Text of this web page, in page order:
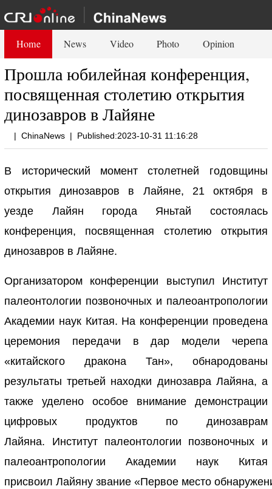
Home News Video Photo Opinion
Прошла юбилейная конференция,
посвященная столетию открытия
динозавров в Лайяне
| ChinaNews | Published:2023-10-31 11:16:28
В исторический момент столетней годовщины
открытия динозавров в Лайяне, 21 октября в
уезде Лайян города Яньтай состоялась
конференция, посвященная столетию открытия
динозавров в Лайяне.
Организатором конференции выступил Институт
палеонтологии позвоночных и палеоантропологии
Академии наук Китая. На конференции проведена
церемония передачи в дар модели черепа
«китайского дракона Тан», обнародованы
результаты третьей находки динозавра Лайяна, а
также уделено особое внимание демонстрации
цифровых продуктов по динозаврам
Лайяна. Институт палеонтологии позвоночных и
палеоантропологии Академии наук Китая
присвоил Лайяну звание «Первое место